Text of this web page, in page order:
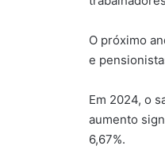
O próximo
e
Em 2024, o
aumento
6,67%.